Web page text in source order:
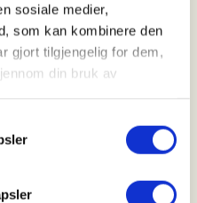
sosiale medier,
som kan kombinere den
gjort tilgjengelig for dem,
din bruk av